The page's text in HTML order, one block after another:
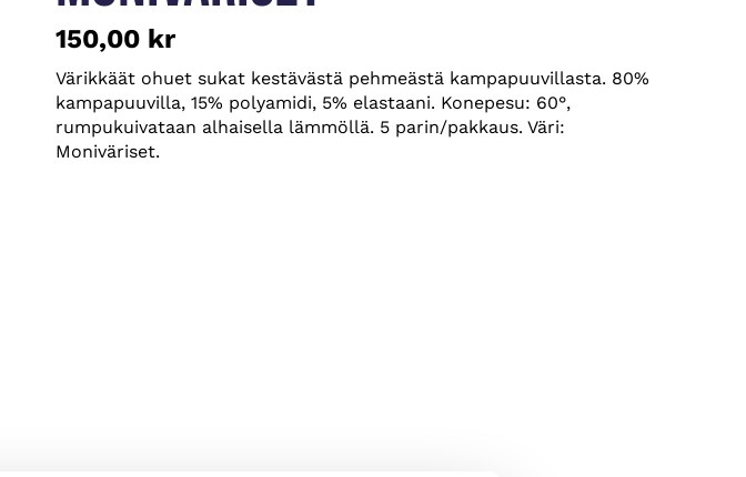
150,00 kr
Värikkäät ohuet sukat kestävästä pehmeästä kampapuuvillasta. 80%
kampapuuvilla, 15% polyamidi, 5% elastaani. Konepesu: 60°,
rumpukuivataan alhaisella lämmöllä. 5 parin/pakkaus. Väri:
Moniväriset.